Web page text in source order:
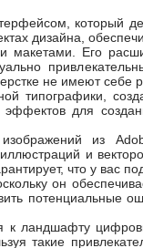
который
дизайна,
Его
не имеют себе
типографики,
для
из
и
что у вас
он
потенциальные
ландшафту
такие